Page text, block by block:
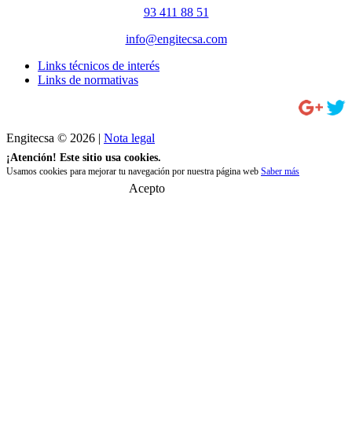
93 411 88 51
info@engitecsa.com
Links técnicos de interés
Links de normativas
Engitecsa © 2026 | Nota legal
¡Atención! Este sitio usa cookies.
Usamos cookies para mejorar tu navegación por nuestra página web Saber más
Acepto